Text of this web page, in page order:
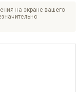
на экране вашего